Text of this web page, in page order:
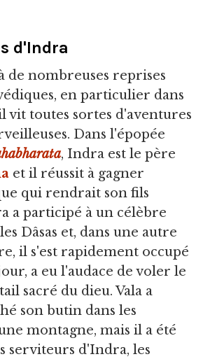
d'Indra
de nombreuses reprises
en particulier dans
vit toutes sortes d'aventures
Dans l'épopée
, Indra est le père
et il réussit à gagner
qui rendrait son fils
a participé à un célèbre
Dâsas et, dans une autre
il s'est rapidement occupé
a eu l'audace de voler le
sacré du dieu. Vala a
son butin dans les
montagne, mais il a été
serviteurs d'Indra, les